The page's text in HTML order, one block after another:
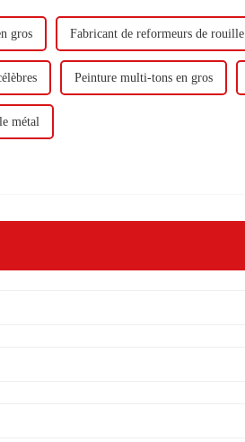
gros Fabricant de reformeurs de rouille
Peinture multi-tons en gros
métal